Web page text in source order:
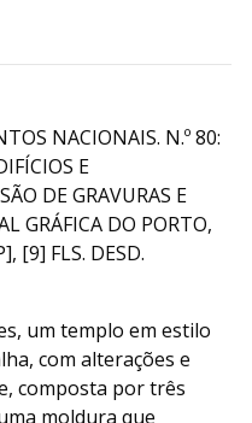
NACIONAIS. N.º 80:
E
DE GRAVURAS E
GRÁFICA DO PORTO,
[9] FLS. DESD.
um templo em estilo
com alterações e
composta por três
moldura que